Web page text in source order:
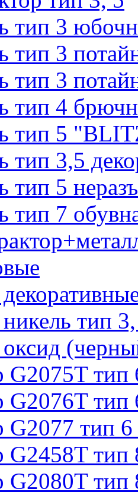
тип 3
тип 3
тип 3
тип 4
тип 5
тип 3,5
тип 5
тип 7
тип
G2075T тип
G2076T тип
G2077 тип 6
G2458T тип
G2080T тип